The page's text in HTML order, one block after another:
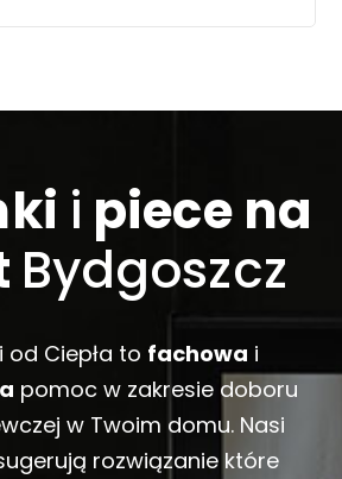
i piece na
Bydgoszcz
od Ciepła to fachowa i
pomoc w zakresie doboru
w Twoim domu. Nasi
rozwiązanie które